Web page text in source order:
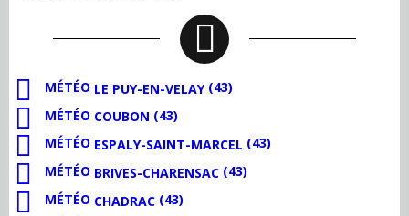
MÉTÉO LE PUY-EN-VELAY (43)
MÉTÉO COUBON (43)
MÉTÉO ESPALY-SAINT-MARCEL (43)
MÉTÉO BRIVES-CHARENSAC (43)
MÉTÉO CHADRAC (43)